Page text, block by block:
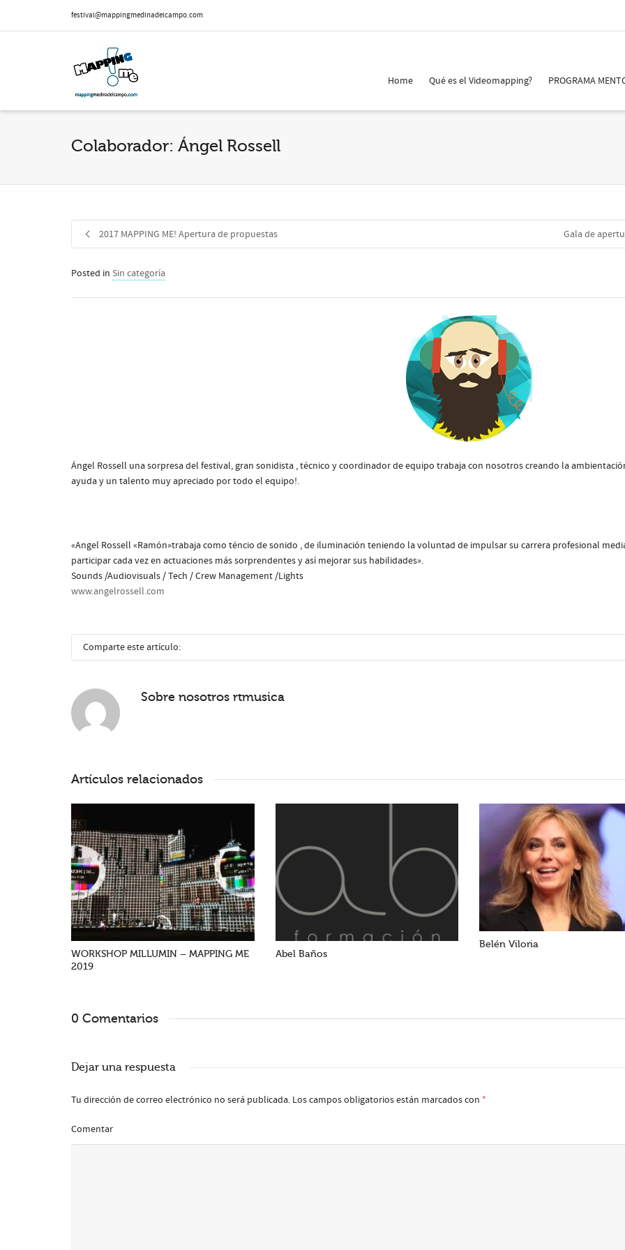
festival@mappingmedinadelcampo.com
Home Qué es el Videomapping? PROGRAMA
Colaborador: Ángel Rossell
2017 MAPPING ME! Apertura de propuestas Gala de
Posted in Sin categoría
Ángel Rossell una sorpresa del festival, gran sonidista , técnico y coordinador de equipo trabaja con nosotros creando la
ayuda y un talento muy apreciado por todo el equipo!.
«Angel Rossell «Ramón»trabaja como téncio de sonido , de iluminación teniendo la voluntad de impulsar su carrera profesional
participar cada vez en actuaciones más sorprendentes y así mejorar sus habilidades».
Sounds /Audiovisuals / Tech / Crew Management /Lights
www.angelrossell.com
Comparte este artículo:
Sobre nosotros rtmusica
Artículos relacionados
WORKSHOP MILLUMIN – MAPPING ME
2019
Abel Baños
Belén Viloria
0 Comentarios
Dejar una respuesta
Tu dirección de correo electrónico no será publicada. Los campos obligatorios están marcados con *
Comentar